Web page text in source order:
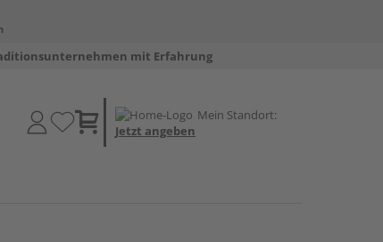
mit Erfahrung
Mein Standort:
Jetzt angeben